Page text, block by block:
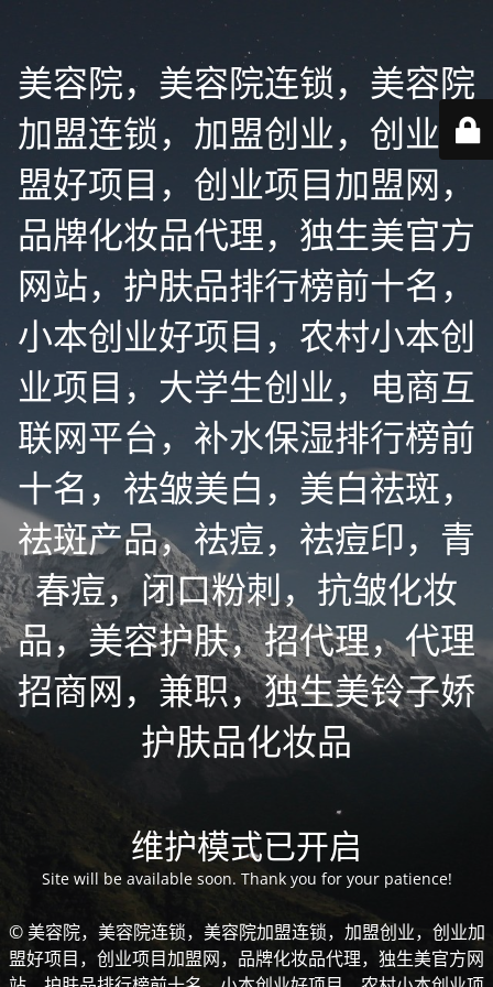
美容院，美容院连锁，美容院
加盟连锁，加盟创业，创业加
盟好项目，创业项目加盟网，
品牌化妆品代理，独生美官方
网站，护肤品排行榜前十名，
小本创业好项目，农村小本创
业项目，大学生创业，电商互
联网平台，补水保湿排行榜前
十名，祛皱美白，美白祛斑，
祛斑产品，祛痘，祛痘印，青
春痘，闭口粉刺，抗皱化妆
品，美容护肤，招代理，代理
招商网，兼职，独生美铃子娇
护肤品化妆品
维护模式已开启
Site will be available soon. Thank you for your patience!
© 美容院，美容院连锁，美容院加盟连锁，加盟创业，创业加
盟好项目，创业项目加盟网，品牌化妆品代理，独生美官方网